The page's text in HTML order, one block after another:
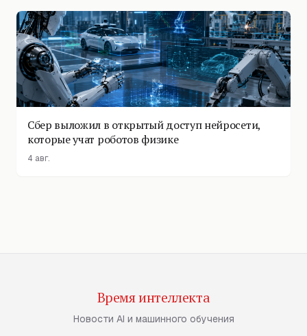
Сбер выложил в открытый доступ нейросети,
которые учат роботов физике
4 авг.
Время интеллекта
Новости AI и машинного обучения